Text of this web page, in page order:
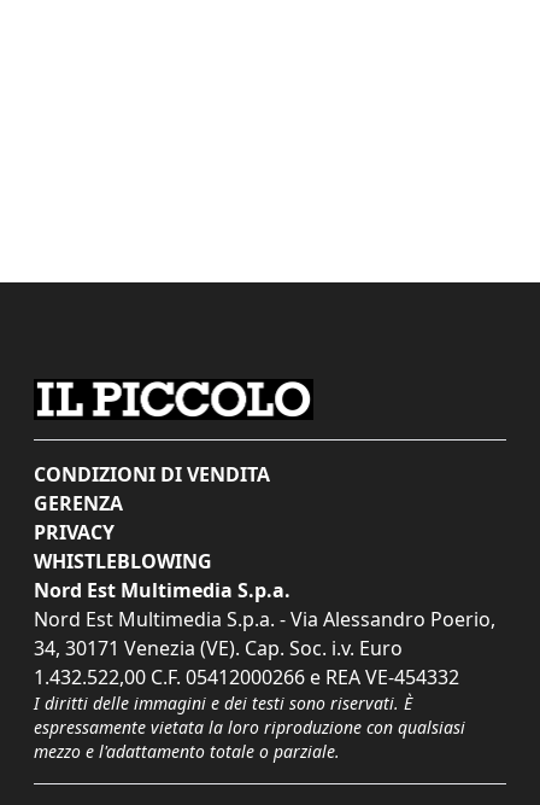
CONDIZIONI DI VENDITA
GERENZA
PRIVACY
WHISTLEBLOWING
Nord Est Multimedia S.p.a.
Nord Est Multimedia S.p.a. - Via Alessandro Poerio,
34, 30171 Venezia (VE). Cap. Soc. i.v. Euro
1.432.522,00 C.F. 05412000266 e REA VE-454332
I diritti delle immagini e dei testi sono riservati. È
espressamente vietata la loro riproduzione con qualsiasi
mezzo e l'adattamento totale o parziale.